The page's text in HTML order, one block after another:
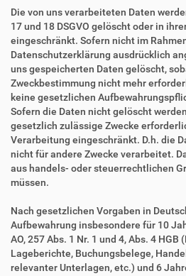
Die von uns verarbeiteten Daten
17 und 18 DSGVO gelöscht oder in
eingeschränkt. Sofern nicht im
Datenschutzerklärung ausdrücklich
uns gespeicherten Daten gelöscht,
Zweckbestimmung nicht mehr
keine gesetzlichen
Sofern die Daten nicht gelöscht
gesetzlich zulässige Zwecke
Verarbeitung eingeschränkt. D.h. die
nicht für andere Zwecke verarbeitet.
aus handels- oder steuerrechtlichen
müssen.
Nach gesetzlichen Vorgaben in
Aufbewahrung insbesondere für 10
AO, 257 Abs. 1 Nr. 1 und 4, Abs. 4
Lageberichte, Buchungsbelege,
relevanter Unterlagen, etc.) und 6